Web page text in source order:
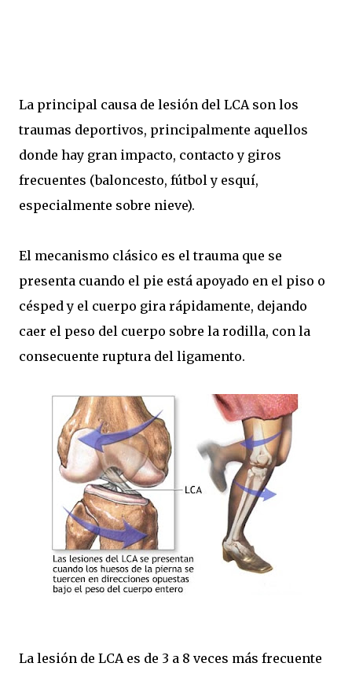
La principal causa de lesión del LCA son los
traumas deportivos, principalmente aquellos
donde hay gran impacto, contacto y giros
frecuentes (baloncesto, fútbol y esquí,
especialmente sobre nieve).
El mecanismo clásico es el trauma que se
presenta cuando el pie está apoyado en el piso o
césped y el cuerpo gira rápidamente, dejando
caer el peso del cuerpo sobre la rodilla, con la
consecuente ruptura del ligamento.
La lesión de LCA es de 3 a 8 veces más frecuente